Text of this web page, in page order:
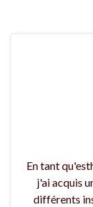
En tant
j'ai acquis
différents